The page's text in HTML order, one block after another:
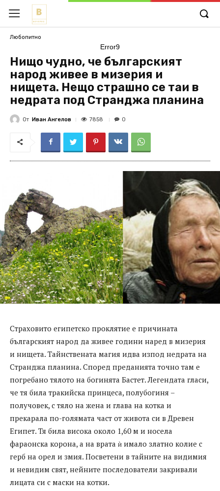
Любопитно
Error9
Нищо чудно, че българският
народ живее в мизерия и
нищета. Нещо страшно се таи в
недрата под Странджа планина
От Иван Ангелов 7858 0
Страховито египетско проклятие е причината
българският народ да живее години наред в мизерия
и нищета. Тайнствената магия идва изпод недрата на
Странджа планина. Според преданията точно там е
погребано тялото на богинята Бастет. Легендата гласи,
че тя била тракийска принцеса, полубогиня –
получовек, с тяло на жена и глава на котка и
прекарала по-голямата част от живота си в Древен
Египет. Тя била висока около 1,60 м и носела
фараонска корона, а на врата ѝ имало златно колие с
герб на орел и змия. Посветени в тайните на видимия
и невидим свят, нейните последователи закривали
лицата си с маски на котки.